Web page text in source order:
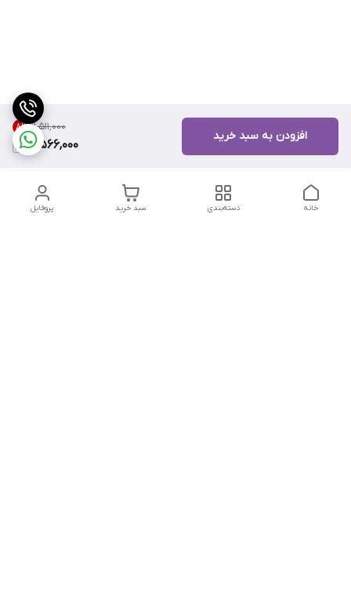
۱۱٬۵۱۱٬۰۰۰ 8%
10,566,000
افزودن به سبد خرید
پروفایل سبد خرید دسته‌بندی خانه